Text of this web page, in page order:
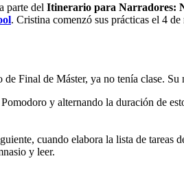
parte del Itinerario para Narradores:
. Cristina comenzó sus prácticas el 4
de Final de Máster, ya no tenía clase.
y alternando la duración de
cuando elabora la lista de tareas
y leer.